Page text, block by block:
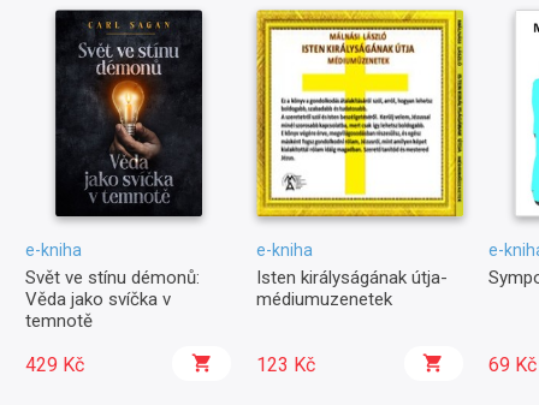
e-kniha
Svět ve stínu démonů:
Věda jako svíčka v
temnotě
429 Kč
e-kniha
Isten királyságának útja-
médiumuzenetek
123 Kč
e-
69 Kč